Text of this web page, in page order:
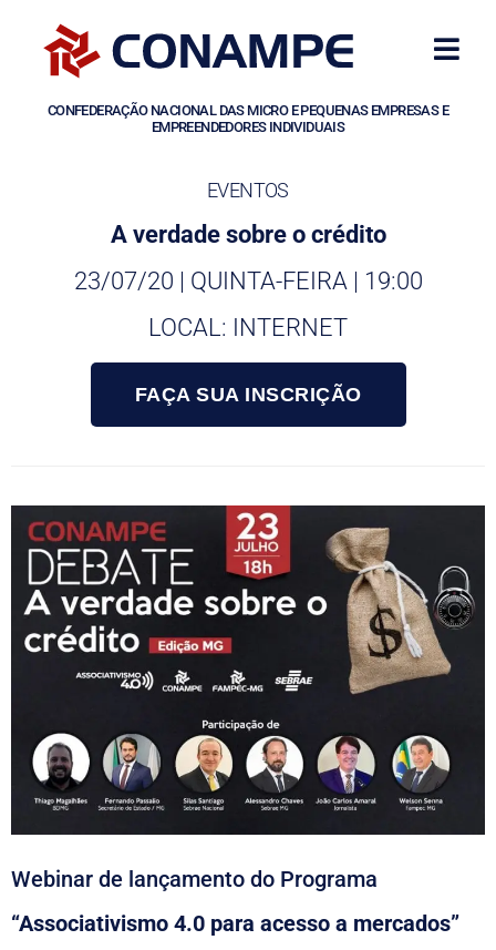
CONFEDERAÇÃO NACIONAL DAS MICRO E PEQUENAS EMPRESAS E
EMPREENDEDORES INDIVIDUAIS
EVENTOS
A verdade sobre o crédito
23/07/20 | QUINTA-FEIRA | 19:00
LOCAL: INTERNET
FAÇA SUA INSCRIÇÃO
Webinar de lançamento do Programa
“Associativismo 4.0 para acesso a mercados”